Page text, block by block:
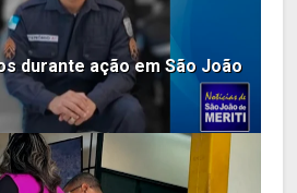
durante ação em São João